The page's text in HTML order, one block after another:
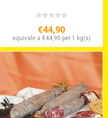
€44,90
equivale a €44,90 per 1 kg(s)